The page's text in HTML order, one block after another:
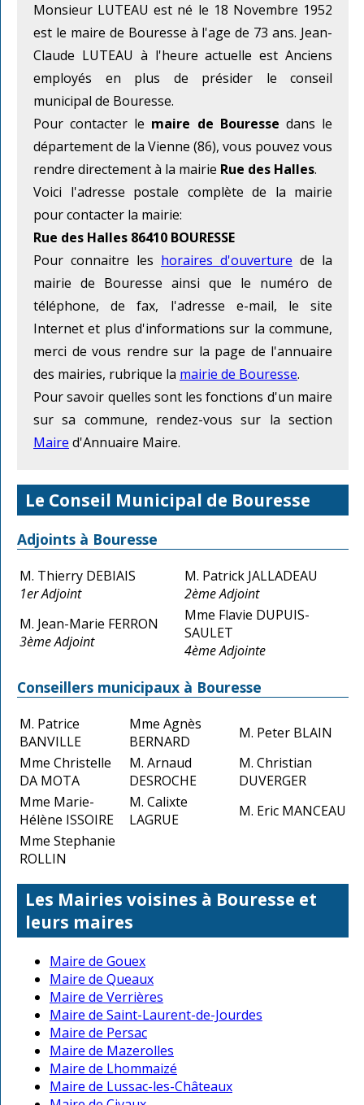
Monsieur LUTEAU est né le 18 Novembre 1952
est le maire de Bouresse à l'age de 73 ans. Jean-
Claude LUTEAU à l'heure actuelle est Anciens
employés en plus de présider le conseil
municipal de Bouresse.
Pour contacter le maire de Bouresse dans le
département de la Vienne (86), vous pouvez vous
rendre directement à la mairie Rue des Halles.
Voici l'adresse postale complète de la mairie
pour contacter la mairie:
Rue des Halles 86410 BOURESSE
Pour connaitre les horaires d'ouverture de la
mairie de Bouresse ainsi que le numéro de
téléphone, de fax, l'adresse e-mail, le site
Internet et plus d'informations sur la commune,
merci de vous rendre sur la page de l'annuaire
des mairies, rubrique la mairie de Bouresse.
Pour savoir quelles sont les fonctions d'un maire
sur sa commune, rendez-vous sur la section
Maire d'Annuaire Maire.
Le Conseil Municipal de Bouresse
Adjoints à Bouresse
M. Thierry DEBIAIS
1er Adjoint
M. Patrick JALLADEAU
2ème Adjoint
M. Jean-Marie FERRON
3ème Adjoint
Mme Flavie DUPUIS-
SAULET
4ème Adjointe
Conseillers municipaux à Bouresse
M. Patrice
BANVILLE
Mme Agnès
BERNARD
M. Peter BLAIN
Mme Christelle
DA MOTA
M. Arnaud
DESROCHE
M. Christian
DUVERGER
Mme Marie-
Hélène ISSOIRE
M. Calixte
LAGRUE
M. Eric MANCEAU
Mme Stephanie
ROLLIN
Les Mairies voisines à Bouresse et
leurs maires
Maire de Gouex
Maire de Queaux
Maire de Verrières
Maire de Saint-Laurent-de-Jourdes
Maire de Persac
Maire de Mazerolles
Maire de Lhommaizé
Maire de Lussac-les-Châteaux